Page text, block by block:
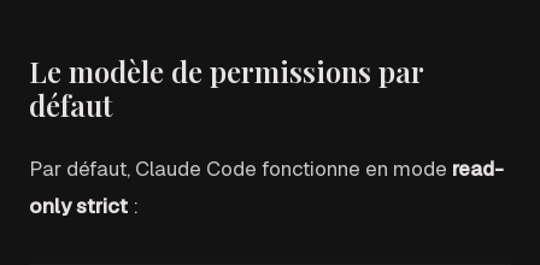
Le modèle de permissions par
défaut
Par défaut, Claude Code fonctionne en mode read-
only strict :